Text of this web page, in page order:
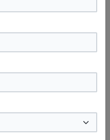
è raggiungibile
verde. Ma al
green,
per
Leggi